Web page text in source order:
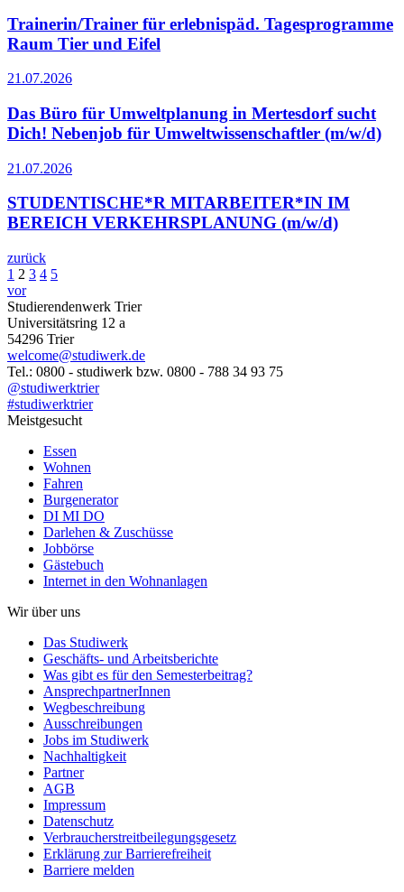
Trainerin/Trainer für erlebnispäd. Tagesprogramme
Raum Tier und Eifel
21.07.2026
Das Büro für Umweltplanung in Mertesdorf sucht
Dich! Nebenjob für Umweltwissenschaftler (m/w/d)
21.07.2026
STUDENTISCHE*R MITARBEITER*IN IM
BEREICH VERKEHRSPLANUNG (m/w/d)
zurück
1 2 3 4 5
vor
Studierendenwerk Trier
Universitätsring 12 a
54296 Trier
welcome@studiwerk.de
Tel.: 0800 - studiwerk bzw. 0800 - 788 34 93 75
@studiwerktrier
#studiwerktrier
Meistgesucht
Essen
Wohnen
Fahren
Burgenerator
DI MI DO
Darlehen & Zuschüsse
Jobbörse
Gästebuch
Internet in den Wohnanlagen
Wir über uns
Das Studiwerk
Geschäfts- und Arbeitsberichte
Was gibt es für den Semesterbeitrag?
AnsprechpartnerInnen
Wegbeschreibung
Ausschreibungen
Jobs im Studiwerk
Nachhaltigkeit
Partner
AGB
Impressum
Datenschutz
Verbraucherstreitbeilegungsgesetz
Erklärung zur Barrierefreiheit
Barriere melden